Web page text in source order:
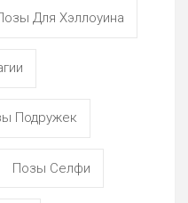
Для Хэллоуина
Подружек
Позы Селфи